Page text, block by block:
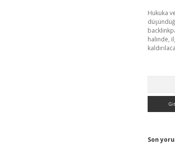
Hukuka
halinde,
Son